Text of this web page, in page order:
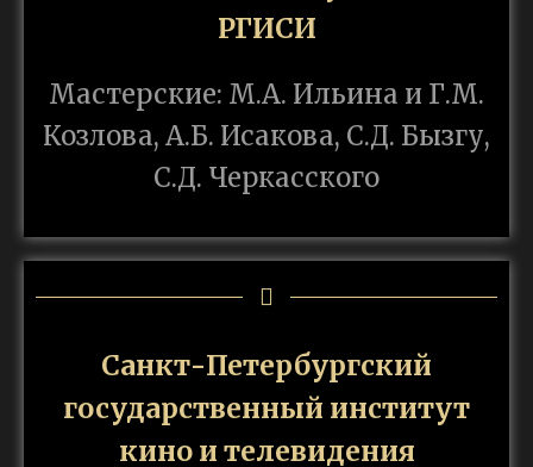
РГИСИ
Мастерские: М.А. Ильина и Г.М.
Козлова, А.Б. Исакова, С.Д. Бызгу,
С.Д. Черкасского
Санкт-Петербургский
государственный институт
кино и телевидения